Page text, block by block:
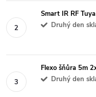
Smart IR RF
Druhý den
Flexo šňůra 5m
Druhý den